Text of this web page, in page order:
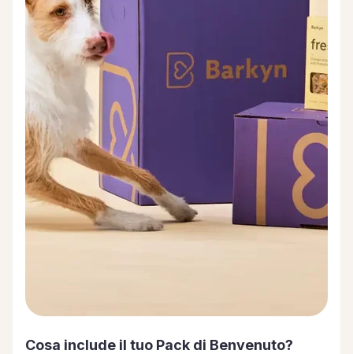
Cosa include il tuo Pack di Benvenuto?